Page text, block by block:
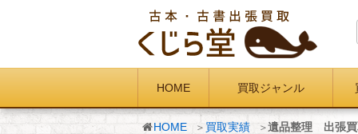
HOME 買取ジャンル
HOME 買取実績 遺品整理 出張